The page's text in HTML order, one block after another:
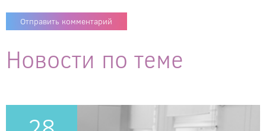
Новости по теме